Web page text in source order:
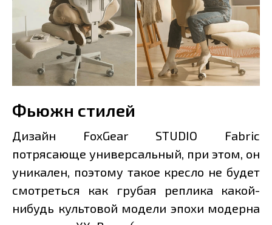
Фьюжн стилей
Дизайн FoxGear STUDIO Fabric
потрясающе универсальный, при этом, он
уникален, поэтому такое кресло не будет
смотреться как грубая реплика какой-
нибудь культовой модели эпохи модерна